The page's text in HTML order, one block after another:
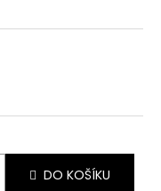
DO KOŠÍKU